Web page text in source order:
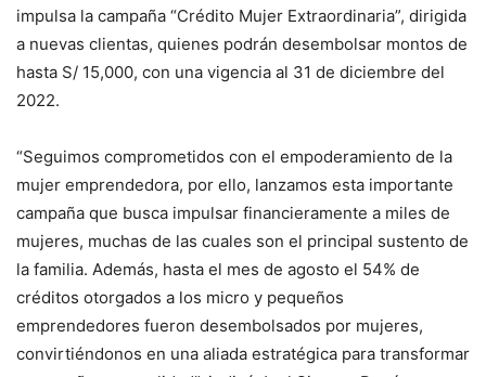
impulsa la campaña “Crédito Mujer Extraordinaria”, dirigida
a nuevas clientas, quienes podrán desembolsar montos de
hasta S/ 15,000, con una vigencia al 31 de diciembre del
2022.
“Seguimos comprometidos con el empoderamiento de la
mujer emprendedora, por ello, lanzamos esta importante
campaña que busca impulsar financieramente a miles de
mujeres, muchas de las cuales son el principal sustento de
la familia. Además, hasta el mes de agosto el 54% de
créditos otorgados a los micro y pequeños
emprendedores fueron desembolsados por mujeres,
convirtiéndonos en una aliada estratégica para transformar